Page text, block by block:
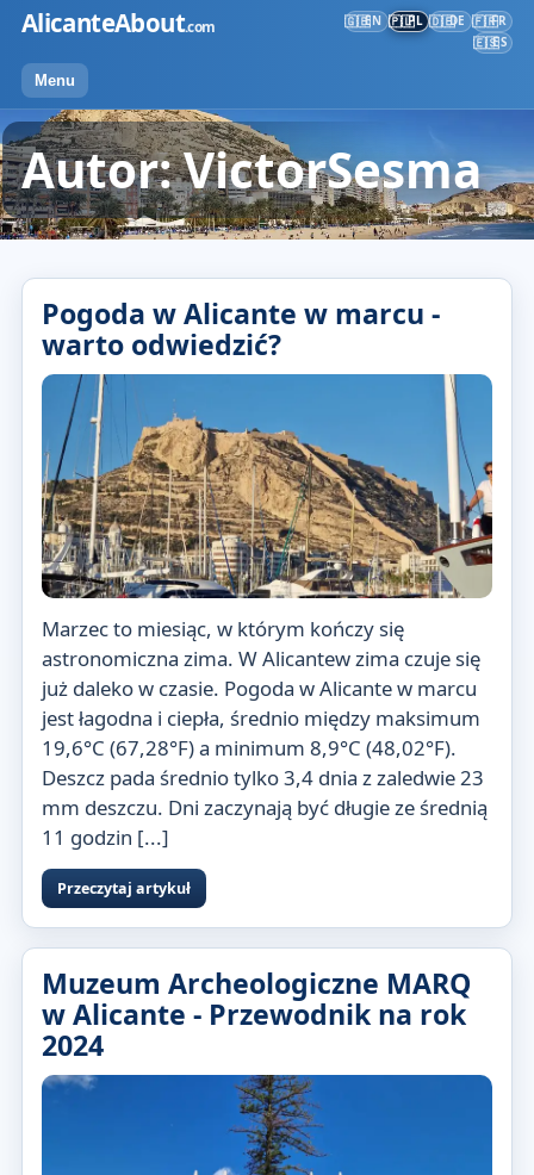
Przejdź
treści
AlicanteAbout.com
Menu
🇬🇧EN 🇵🇱PL 🇩🇪DE 🇫🇷FR
🇪🇸ES
Autor: VictorSesma
Pogoda w Alicante w marcu -
warto odwiedzić?
Marzec to miesiąc, w którym kończy się
astronomiczna zima. W Alicantew zima czuje się
już daleko w czasie. Pogoda w Alicante w marcu
jest łagodna i ciepła, średnio między maksimum
19,6°C (67,28°F) a minimum 8,9°C (48,02°F).
Deszcz pada średnio tylko 3,4 dnia z zaledwie 23
mm deszczu. Dni zaczynają być długie ze średnią
11 godzin [...]
Przeczytaj artykuł
Muzeum Archeologiczne MARQ
w Alicante - Przewodnik na rok
2024